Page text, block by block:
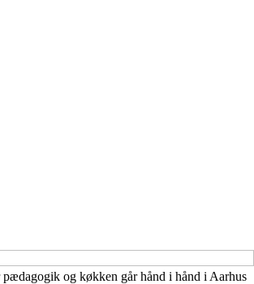
og køkken går hånd i hånd i Aarhus